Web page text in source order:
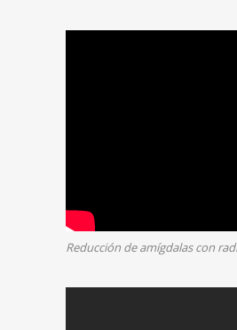
Reducción de amígdalas con